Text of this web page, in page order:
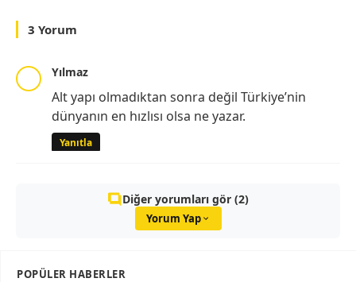
3 Yorum
Yılmaz
Alt yapı olmadıktan sonra değil Türkiye’nin
dünyanın en hızlısı olsa ne yazar.
Yanıtla
Diğer yorumları gör (2)
Yorum Yap
POPÜLER HABERLER